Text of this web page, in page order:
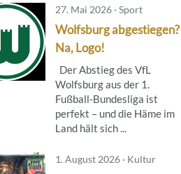
27. Mai 2026 · Sport
Wolfsburg abgestiegen?
Na, Logo!
Der Abstieg des VfL
Wolfsburg aus der 1.
Fußball-Bundesliga ist
perfekt – und die Häme im
Land hält sich ...
1. August 2026 · Kultur